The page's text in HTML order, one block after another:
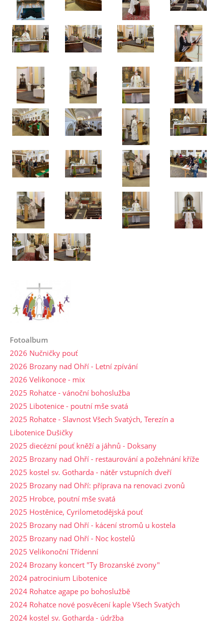
Fotoalbum
2026 Nučničky pouť
2026 Brozany nad Ohří - Letní zpívání
2026 Velikonoce - mix
2025 Rohatce - vánoční bohoslužba
2025 Libotenice - poutní mše svatá
2025 Rohatce - Slavnost Všech Svatých, Terezín a
Libotenice Dušičky
2025 diecézní pouť kněží a jáhnů - Doksany
2025 Brozany nad Ohří - restaurování a požehnání kříže
2025 kostel sv. Gotharda - nátěr vstupních dveří
2025 Brozany nad Ohří: příprava na renovaci zvonů
2025 Hrobce, poutní mše svatá
2025 Hostěnice, Cyrilometodějská pouť
2025 Brozany nad Ohří - kácení stromů u kostela
2025 Brozany nad Ohří - Noc kostelů
2025 Velikonoční Třídenní
2024 Brozany koncert "Ty Brozanské zvony"
2024 patrocinium Libotenice
2024 Rohatce agape po bohoslužbě
2024 Rohatce nové posvěcení kaple Všech Svatých
2024 kostel sv. Gotharda - údržba